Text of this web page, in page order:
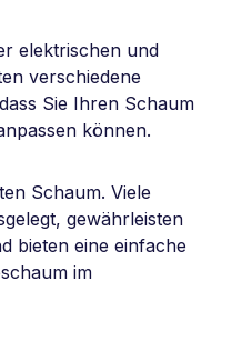
elektrischen und
verschiedene
Sie Ihren Schaum
können.
Schaum. Viele
gewährleisten
bieten eine einfache
im